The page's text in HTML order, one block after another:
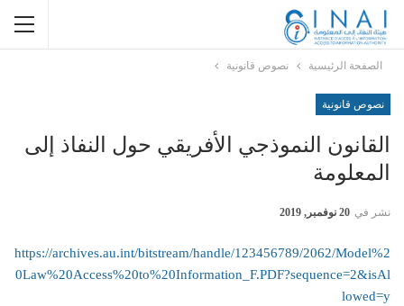
الصفحة الرئيسية نصوص قانونية
نصوص قانونية
القانون النموذجي الأفريقي حول النفاذ إلى
المعلومة
نشر في 20 نوفمبر, 2019
https://archives.au.int/bitstream/handle/123456789/2062/Model%2
0Law%20Access%20to%20Information_F.PDF?sequence=2&isAl
lowed=y